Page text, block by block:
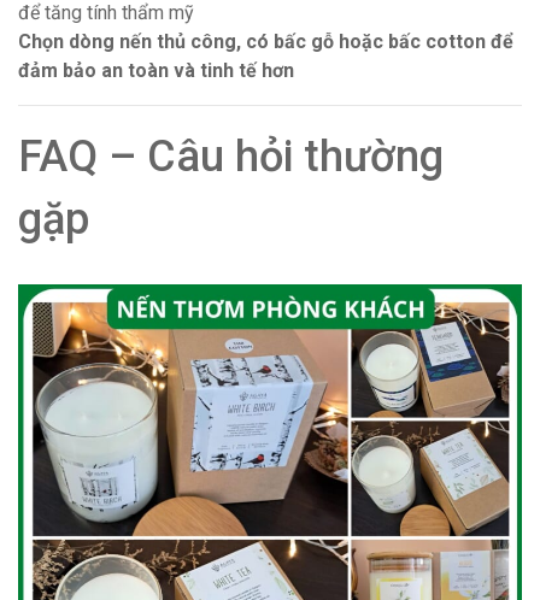
để tăng tính thẩm mỹ
Chọn dòng nến thủ công, có bấc gỗ hoặc bấc cotton để
đảm bảo an toàn và tinh tế hơn
FAQ – Câu hỏi thường
gặp